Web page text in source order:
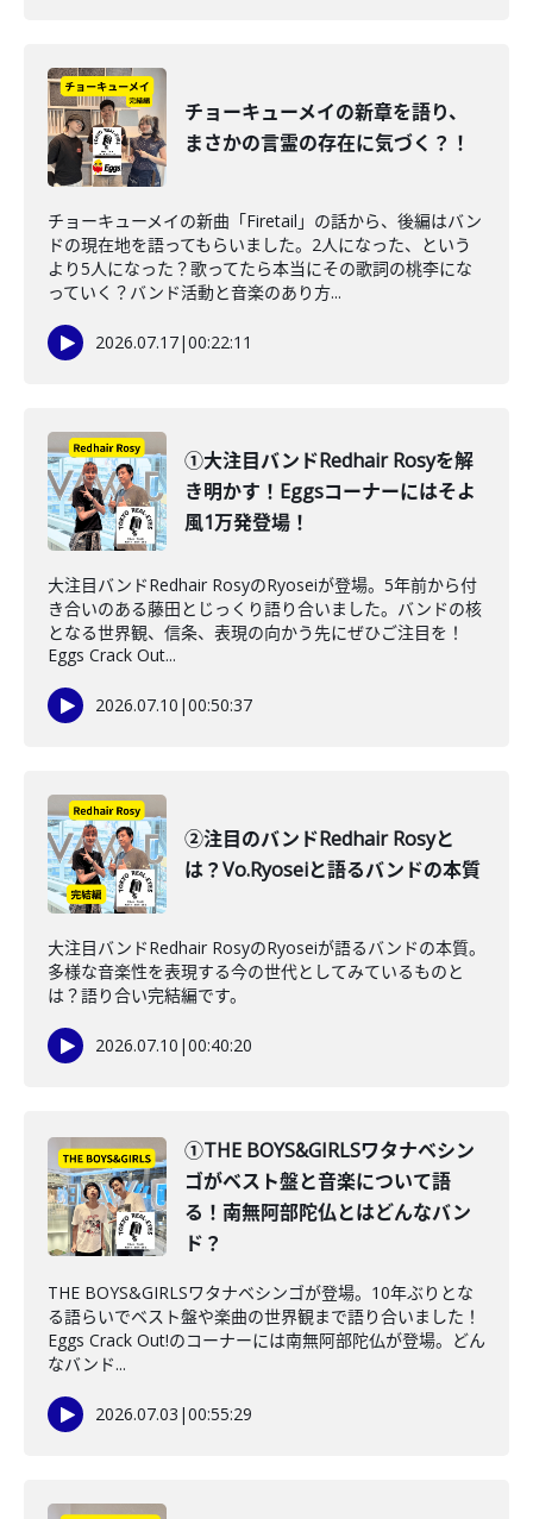
チョーキューメイの新章を語り、
まさかの言霊の存在に気づく？！
チョーキューメイの新曲「Firetail」の話から、後編はバン
ドの現在地を語ってもらいました。2人になった、という
より5人になった？歌ってたら本当にその歌詞の桃李にな
っていく？バンド活動と音楽のあり方...
2026.07.17|00:22:11
①大注目バンドRedhair Rosyを解
き明かす！Eggsコーナーにはそよ
風1万発登場！
大注目バンドRedhair RosyのRyoseiが登場。5年前から付
き合いのある藤田とじっくり語り合いました。バンドの核
となる世界観、信条、表現の向かう先にぜひご注目を！
Eggs Crack Out...
2026.07.10 |00:50:37
②注目のバンドRedhair Rosyと
は？Vo.Ryoseiと語るバンドの本質
大注目バンドRedhair RosyのRyoseiが語るバンドの本質。
多様な音楽性を表現する今の世代としてみているものと
は？語り合い完結編です。
2026.07.10 |00:40:20
①THE BOYS&GIRLSワタナベシン
ゴがベスト盤と音楽について語
る！南無阿部陀仏とはどんなバン
ド？
THE BOYS&GIRLSワタナベシンゴが登場。10年ぶりとな
る語らいでベスト盤や楽曲の世界観まで語り合いました！
Eggs Crack Out!のコーナーには南無阿部陀仏が登場。どん
なバンド...
2026.07.03 |00:55:29